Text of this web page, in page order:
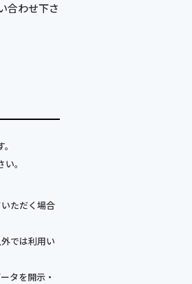
合わせ下さ
。
ただく場合
では利用い
タを開示・